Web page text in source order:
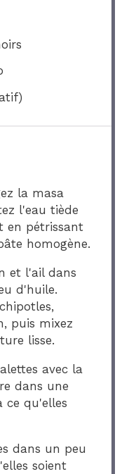
la masa
l'eau tiède
en pétrissant
homogène.
et l'ail dans
d'huile.
puis mixez
lisse.
avec la
dans une
ce qu'elles
dans un peu
soient